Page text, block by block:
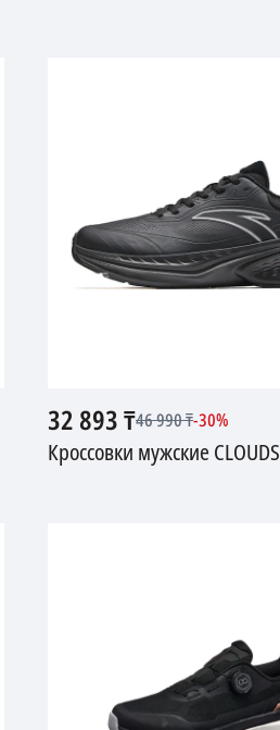
32 893₸46 990₸-30%
Кроссовки мужские CLOUDS